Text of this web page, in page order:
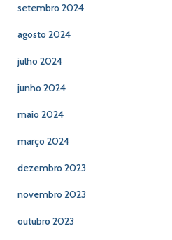
setembro 2024
agosto 2024
julho 2024
junho 2024
maio 2024
março 2024
dezembro 2023
novembro 2023
outubro 2023